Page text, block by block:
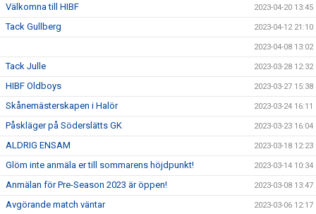
Välkomna till HIBF 2023-04-20 13:45
Tack Gullberg 2023-04-12 21:10
2023-04-08 13:02
Tack Julle 2023-03-28 12:32
HIBF Oldboys 2023-03-27 15:38
Skånemästerskapen i Halör 2023-03-24 16:11
Påskläger på Söderslätts GK 2023-03-23 16:04
ALDRIG ENSAM 2023-03-18 12:23
Glöm inte anmäla er till sommarens höjdpunkt! 2023-03-14 10:34
Anmälan för Pre-Season 2023 är öppen! 2023-03-08 13:47
Avgörande match väntar 2023-03-06 12:17